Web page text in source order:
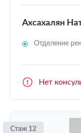
Ахсахалян
Отделение
Нет
Стаж 12